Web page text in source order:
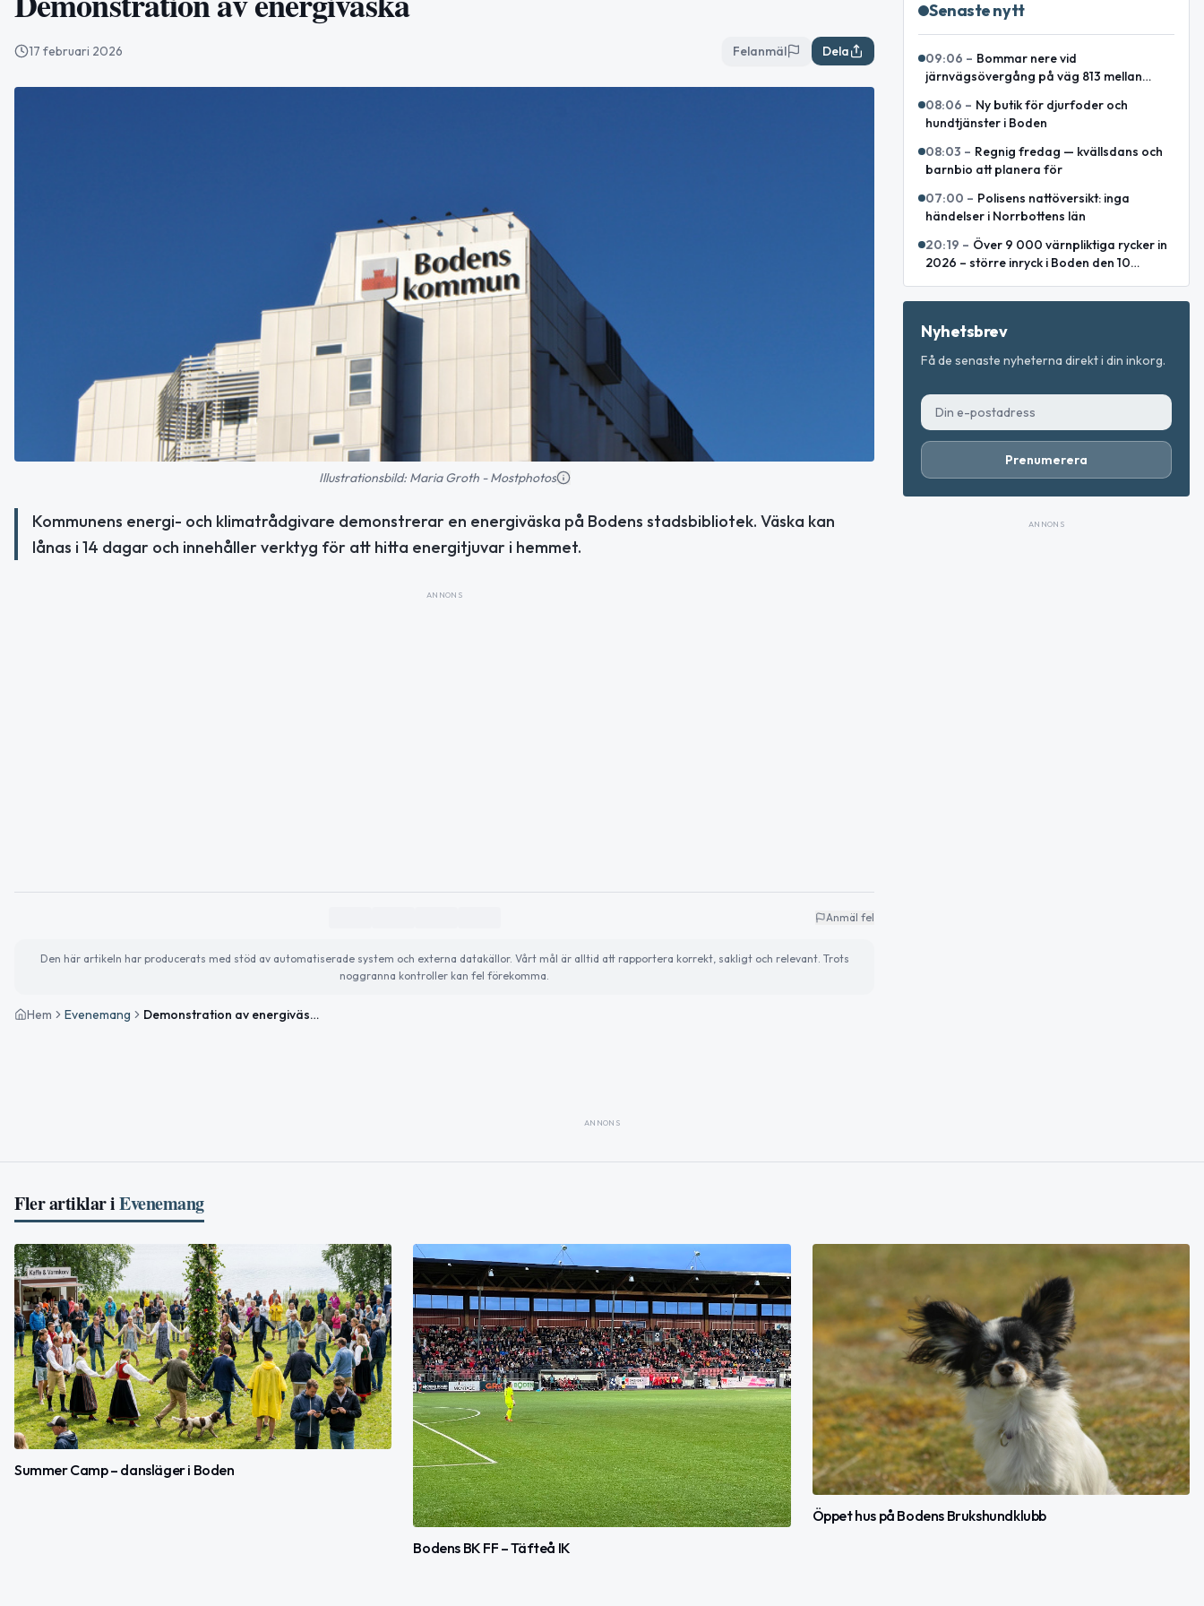
17 februari 2026 Felanmäl Dela
Illustrationsbild: Maria Groth - Mostphotos
Kommunens energi- och klimatrådgivare demonstrerar en energiväska på Bodens stadsbibliotek. Väska kan
lånas i 14 dagar och innehåller verktyg för att hitta energitjuvar i hemmet.
ANNONS
Anmäl fel
Den här artikeln har producerats med stöd av automatiserade system och externa datakällor. Vårt mål är alltid att rapportera korrekt, sakligt och relevant. Trots
noggranna kontroller kan fel förekomma.
Hem Evenemang Demonstration av energiväska
Senaste nytt
09:06 – Bommar nere vid
järnvägsövergång på väg 813 mellan
08:06 – Ny butik för djurfoder och
hundtjänster i Boden
08:03 – Regnig fredag — kvällsdans och
barnbio att planera för
07:00 – Polisens nattöversikt: inga
händelser i Norrbottens län
20:19 – Över 9 000 värnpliktiga rycker in
2026 – större inryck i Boden den 10
Nyhetsbrev
Få de senaste nyheterna direkt i din inkorg.
Prenumerera
ANNONS
ANNONS
Fler artiklar iEvenemang
Summer Camp – dansläger i Boden
Bodens BK FF – Täfteå IK
Öppet hus på Bodens Brukshundklubb